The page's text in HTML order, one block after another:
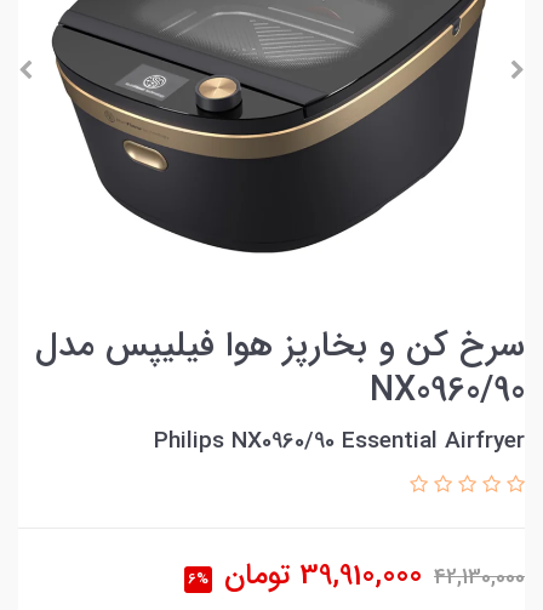
سرخ کن و بخارپز هوا فیلیپس مدل
NX0960/90
Philips NX0960/90 Essential Airfryer
42,130,000
39,910,000 تومان 6%